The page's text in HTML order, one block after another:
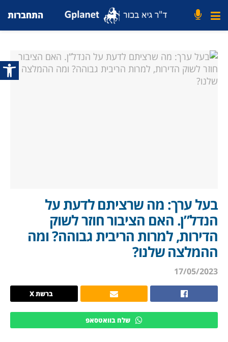
פתח
התחברות
בעל ערך: מה שרציתם לדעת על
הנדל”ן. האם הציבור חוזר לשוק
הדירות, למרות הריבית גבוהה? ומה
ההמלצה שלנו?
17/05/2023
ברשת X
שלח בוואטסאפ